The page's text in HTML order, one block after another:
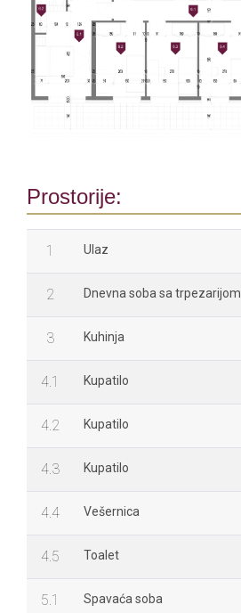
Prostorije:
1 Ulaz
2 Dnevna soba sa trpezarijom
3 Kuhinja
4.1 Kupatilo
4.2 Kupatilo
4.3 Kupatilo
4.4 Vešernica
4.5 Toalet
5.1 Spavaća soba